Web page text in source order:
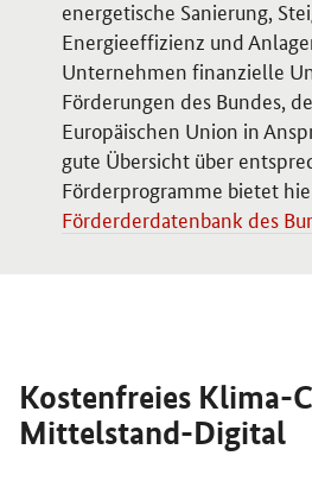
energetische Sanierung,
Energieeffizienz und
Unternehmen finanzielle
Förderungen des Bundes,
Europäischen Union in
gute Übersicht über
Förderprogramme bietet
Förderderdatenbank des
Kostenfreies Klima-
Mittelstand-Digital